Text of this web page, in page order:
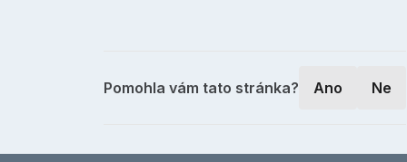
Pomohla vám tato stránka? Ano Ne